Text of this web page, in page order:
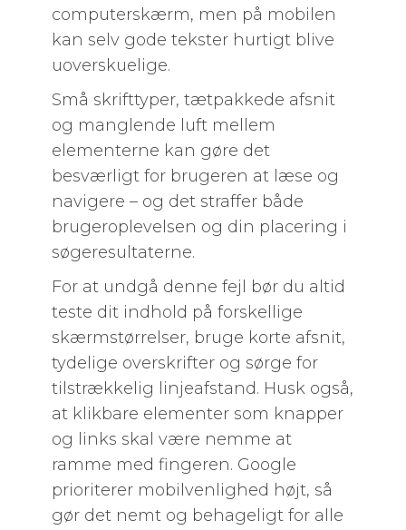
computerskærm, men på mobilen
kan selv gode tekster hurtigt blive
uoverskuelige.
Små skrifttyper, tætpakkede afsnit
og manglende luft mellem
elementerne kan gøre det
besværligt for brugeren at læse og
navigere – og det straffer både
brugeroplevelsen og din placering i
søgeresultaterne.
For at undgå denne fejl bør du altid
teste dit indhold på forskellige
skærmstørrelser, bruge korte afsnit,
tydelige overskrifter og sørge for
tilstrækkelig linjeafstand. Husk også,
at klikbare elementer som knapper
og links skal være nemme at
ramme med fingeren. Google
prioriterer mobilvenlighed højt, så
gør det nemt og behageligt for alle